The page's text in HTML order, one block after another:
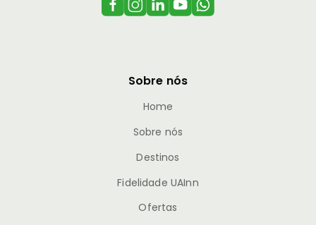
Sobre nós
Home
Sobre nós
Destinos
Fidelidade UAInn
Ofertas